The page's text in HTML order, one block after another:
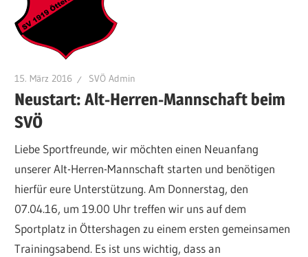
15. März 2016 SVÖ Admin
Neustart: Alt-Herren-Mannschaft beim
SVÖ
Liebe Sportfreunde, wir möchten einen Neuanfang
unserer Alt-Herren-Mannschaft starten und benötigen
hierfür eure Unterstützung. Am Donnerstag, den
07.04.16, um 19.00 Uhr treffen wir uns auf dem
Sportplatz in Öttershagen zu einem ersten gemeinsamen
Trainingsabend. Es ist uns wichtig, dass an